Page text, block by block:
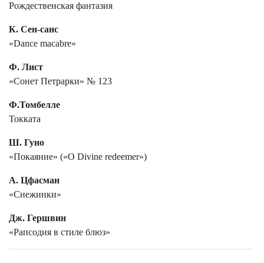
Рождественская фантазия
К. Сен-санс
«Dance macabre»
Ф. Лист
«Cонет Петрарки» № 123
Ф.Томбелле
Токката
Ш. Гуно
«Покаяние» («О Divine redeemer»)
А. Цфасман
«Снежинки»
Дж. Гершвин
«Рапсодия в стиле блюз»